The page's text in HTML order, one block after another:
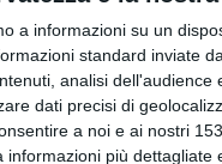
a informazioni su un
standard inviate
analisi dell'audience
dati precisi di
a noi e ai nostri
più dettagliate
precedente